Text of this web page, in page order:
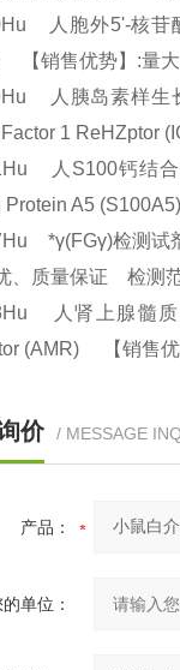
人胞外5'-核苷
【销售优势】:量
人胰岛素样生
Factor 1
人S100钙结
Protein A5
*γ(FGγ)检测试
、质量保证 检测
人肾上腺髓
(AMR) 【销售
价 / MESSAGE
产品：
单位：